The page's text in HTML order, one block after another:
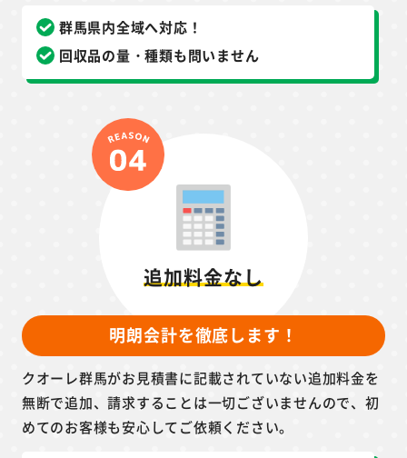
群馬県内全域へ対応！
回収品の量・種類も問いません
追加料金なし
明朗会計を徹底します！
クオーレ群馬がお見積書に記載されていない追加料金を
無断で追加、請求することは一切ございませんので、初
めてのお客様も安心してご依頼ください。